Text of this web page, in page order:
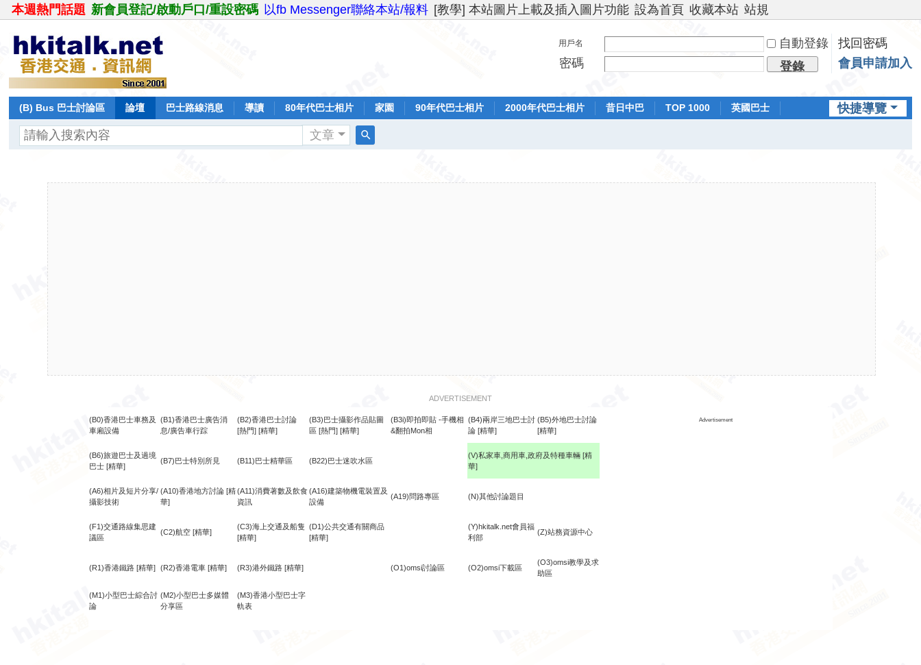
本週熱門話題 新會員登記/啟動戶口/重設密碼 以fb Messenger聯絡本站/報料 [教學] 本站圖片上載及插入圖片功能 設為首頁 收藏本站 站規
用戶名 自動登錄
找回密碼
密碼
登錄 會員申請加入
快捷導覽
(B) Bus 巴士討論區 論壇 巴士路線消息 導讀 80年代巴士相片 家園 90年代巴士相片 2000年代巴士相片 昔日中巴 TOP 1000
英國巴士
文章
ADVERTISEMENT
(B0)香港巴士車務及
車廂設備
(B1)香港巴士廣告消
息/廣告車行踪
(B2)香港巴士討論
[熱門] [精華]
(B3)巴士攝影作品貼圖
區 [熱門] [精華]
(B3i)即拍即貼 -手機相
&翻拍Mon相
(B4)兩岸三地巴士討
論 [精華]
(B5)外地巴士討論
[精華]
Advertisement
(B6)旅遊巴士及過境
巴士 [精華]
(B7)巴士特別所見 (B11)巴士精華區 (B22)巴士迷吹水區
(V)私家車,商用車,政府及特種車輛 [精
華]
(A6)相片及短片分享/
攝影技術
(A10)香港地方討論 [精
華]
(A11)消費著數及飲食
資訊
(A16)建築物機電裝置及
設備
(A19)問路專區 (N)其他討論題目
(F1)交通路線集思建
議區
(C2)航空 [精華]
(C3)海上交通及船隻
[精華]
(D1)公共交通有關商品
[精華]
(Y)hkitalk.net會員福
利部
(Z)站務資源中心
(R1)香港鐵路 [精華] (R2)香港電車 [精華] (R3)港外鐵路 [精華] (O1)omsi討論區 (O2)omsi下載區
(O3)omsi教學及求
助區
(M1)小型巴士綜合討
論
(M2)小型巴士多媒體
分享區
(M3)香港小型巴士字
軌表